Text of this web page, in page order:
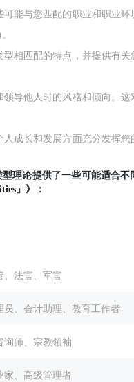
能与您匹配的职业和职业环
相匹配的特点，并提供有关
导他人时的风格和倾向。这
成长和发展方面充分发挥您
理论提供了一些可能适合不
」》：
、法官、军官
、会计助理、教育工作者
师、宗教领袖
家、高级管理者